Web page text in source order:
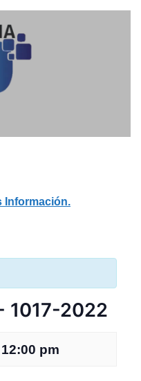
Información.
1017-2022
12:00 pm